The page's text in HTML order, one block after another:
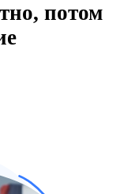
потом